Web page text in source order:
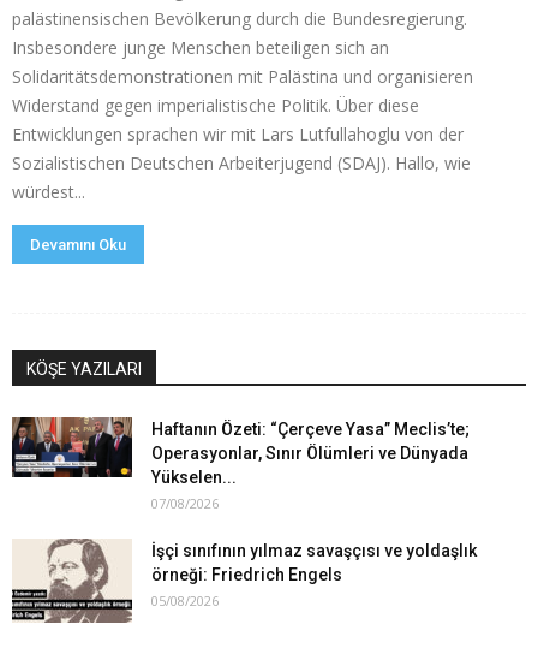
palästinensischen Bevölkerung durch die Bundesregierung.
Insbesondere junge Menschen beteiligen sich an
Solidaritätsdemonstrationen mit Palästina und organisieren
Widerstand gegen imperialistische Politik. Über diese
Entwicklungen sprachen wir mit Lars Lutfullahoglu von der
Sozialistischen Deutschen Arbeiterjugend (SDAJ). Hallo, wie
würdest...
Devamını Oku
KÖŞE YAZILARI
Haftanın Özeti: “Çerçeve Yasa” Meclis’te;
Operasyonlar, Sınır Ölümleri ve Dünyada
Yükselen...
07/08/2026
İşçi sınıfının yılmaz savaşçısı ve yoldaşlık
örneği: Friedrich Engels
05/08/2026